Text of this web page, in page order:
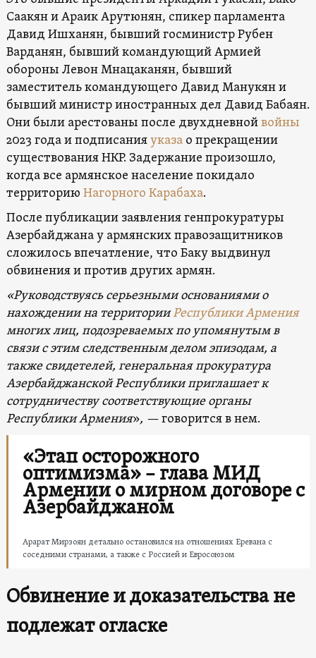
Саакян и Араик Арутюнян, спикер парламента
Давид Ишханян, бывший госминистр Рубен
Варданян, бывший командующий Армией
обороны Левон Мнацаканян, бывший
заместитель командующего Давид Манукян и
бывший министр иностранных дел Давид Бабаян.
Они были арестованы после двухдневнойвойны
2023 года и подписанияуказао прекращении
существования НКР. Задержание произошло,
когда все армянское население покидало
территорию Нагорного Карабаха.
После публикации заявления генпрокуратуры
Азербайджана у армянских правозащитников
сложилось впечатление, что Баку выдвинул
обвинения и против других армян.
«Руководствуясь серьезными основаниями о
нахождении на территорииРеспублики Армения
многих лиц, подозреваемых по упомянутым в
связи с этим следственным делом эпизодам, а
также свидетелей, генеральная прокуратура
Азербайджанской Республики приглашает к
сотрудничеству соответствующие органы
Республики Армения», —говорится в нем.
«Этап осторожного
оптимизма» – глава МИД
Армении о мирном договоре с
Азербайджаном
Арарат Мирзоян детально остановился на отношениях Еревана с
соседними странами, а также с Россией и Евросоюзом
Обвинение и доказательства не
подлежат огласке